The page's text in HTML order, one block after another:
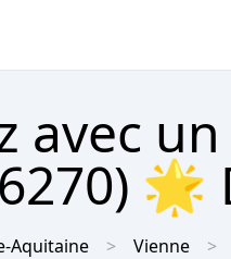
avec
🌟
Aquitaine Vienne